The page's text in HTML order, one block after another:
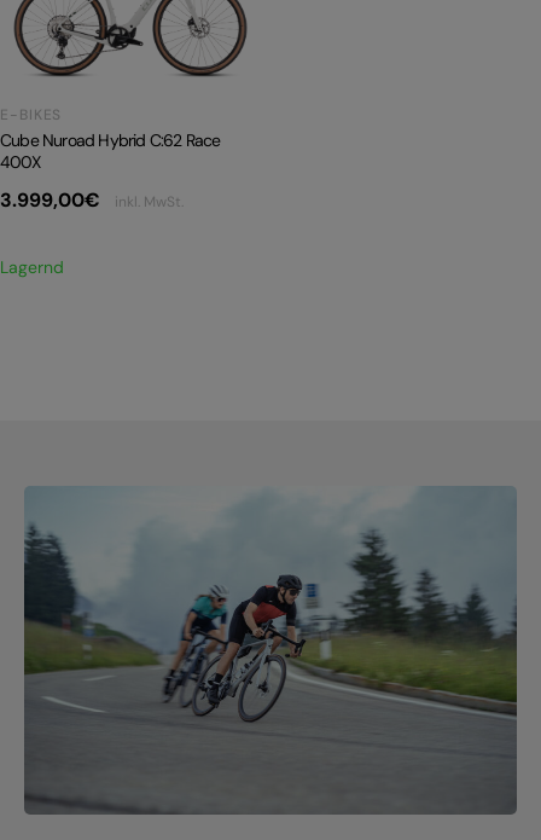
E-BIKE TOUR
PRODUKTRÜCKRUFE
E-BIKES
Cube Nuroad Hybrid C:62 Race
400X
3.999,00€ inkl. MwSt.
Lagernd